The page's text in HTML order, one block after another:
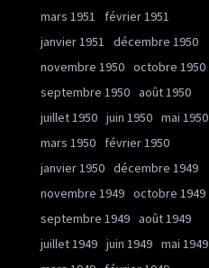
mars 1951
février 1951
janvier 1951
décembre 1950
novembre 1950 octobre 1950
septembre 1950 août 1950
juillet 1950 juin 1950 mai 1950
mars 1950
février 1950
janvier 1950 décembre 1949
novembre 1949 octobre 1949
septembre 1949 août 1949
juillet 1949 juin 1949 mai 1949